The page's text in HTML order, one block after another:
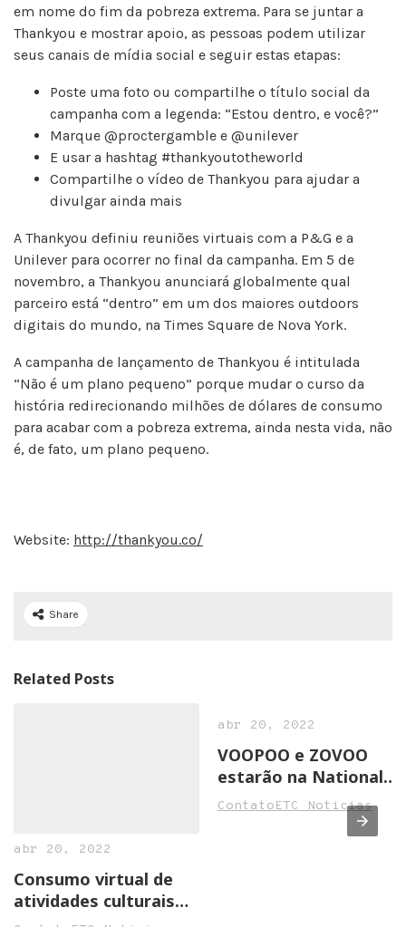
em nome do fim da pobreza extrema. Para se juntar a
Thankyou e mostrar apoio, as pessoas podem utilizar
seus canais de mídia social e seguir estas etapas:
Poste uma foto ou compartilhe o título social da
campanha com a legenda: “Estou dentro, e você?”
Marque @proctergamble e @unilever
E usar a hashtag #thankyoutotheworld
Compartilhe o vídeo de Thankyou para ajudar a
divulgar ainda mais
A Thankyou definiu reuniões virtuais com a P&G e a
Unilever para ocorrer no final da campanha. Em 5 de
novembro, a Thankyou anunciará globalmente qual
parceiro está “dentro” em um dos maiores outdoors
digitais do mundo, na Times Square de Nova York.
A campanha de lançamento de Thankyou é intitulada
“Não é um plano pequeno” porque mudar o curso da
história redirecionando milhões de dólares de consumo
para acabar com a pobreza extrema, ainda nesta vida, não
é, de fato, um plano pequeno.
Website: http://thankyou.co/
Share
Related Posts
abr 20, 2022
Consumo virtual de
atividades culturais
cresce na pandemia
abr 20, 2022
VOOPOO e ZOVOO
estarão na National
Convenience Show
2022 em Birmingham
ContatoETC Noticias